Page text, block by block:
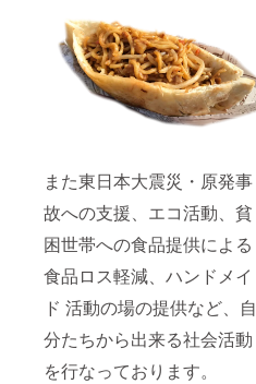
また東日本大震災・原発事
故への支援、エコ活動、貧
困世帯への食品提供による
食品ロス軽減、ハンドメイ
ド 活動の場の提供など、自
分たちから出来る社会活動
を行なっております。